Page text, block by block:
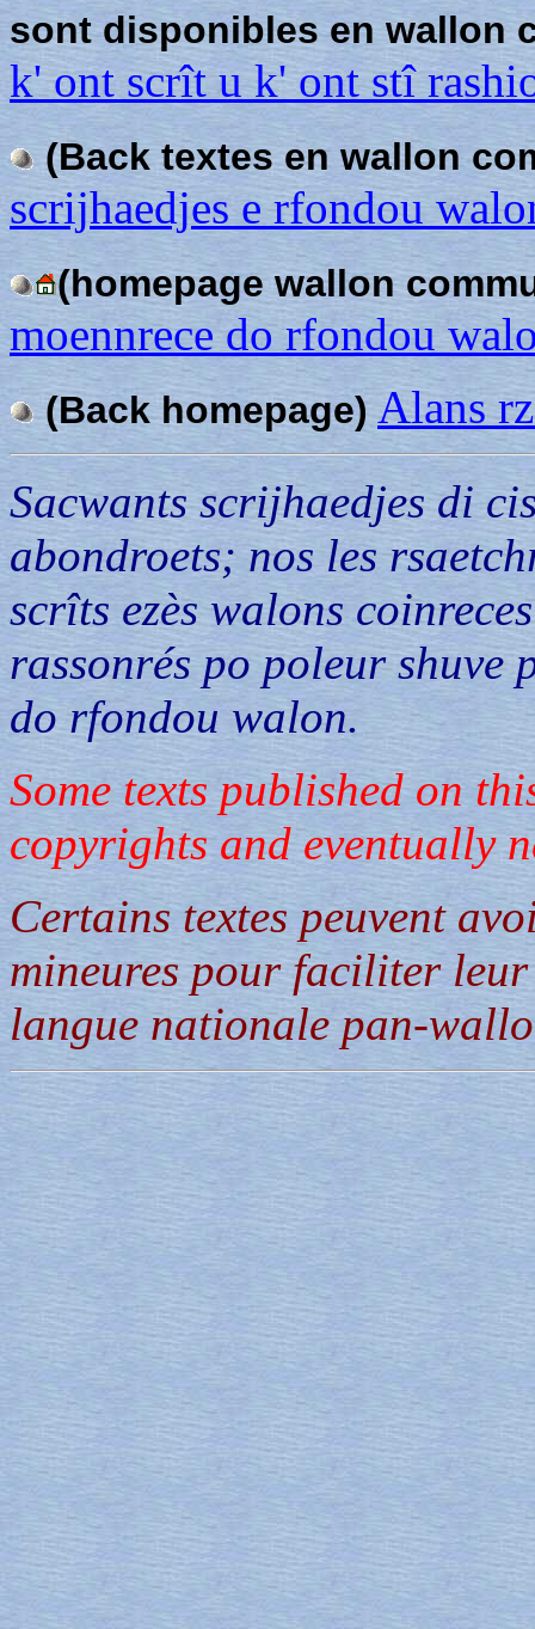
sont disponibles en wallon
k' ont scrît u k' ont stî
(Back textes en wallon
scrijhaedjes e rfondou
(homepage wallon
moennrece do rfondou
(Back homepage) Alans
Sacwants scrijhaedjes di
abondroets; nos les
scrîts ezès walons
rassonrés po poleur shuve
do rfondou walon.
Some texts published on
copyrights and eventually
Certains textes peuvent
mineures pour faciliter
langue nationale pan-